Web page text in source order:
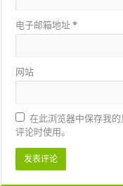
电子邮箱地址*
网站
在此浏览器中保存我
评论时使用。